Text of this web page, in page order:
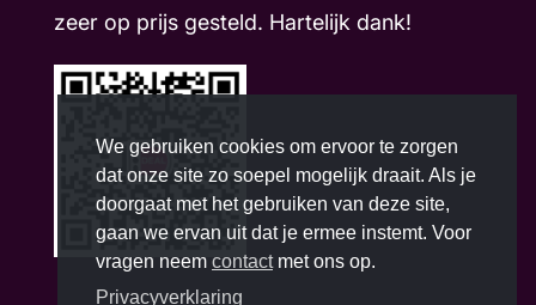
zeer op prijs gesteld. Hartelijk dank!
We gebruiken cookies om ervoor te zorgen
dat onze site zo soepel mogelijk draait. Als je
doorgaat met het gebruiken van deze site,
gaan we ervan uit dat je ermee instemt. Voor
vragen neem contactmet ons op.
Privacyverklaring